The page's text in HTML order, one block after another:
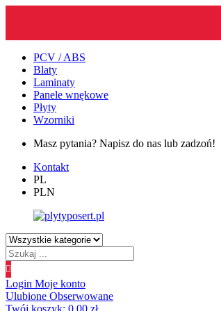
PCV / ABS
Blaty
Laminaty
Panele wnękowe
Płyty
Wzorniki
Masz pytania? Napisz do nas lub zadzoń!
Kontakt
PL
PLN
Wyszukiwanie
produktów
Login Moje konto
Ulubione Obserwowane
Twój koszyk: 0.00 zł